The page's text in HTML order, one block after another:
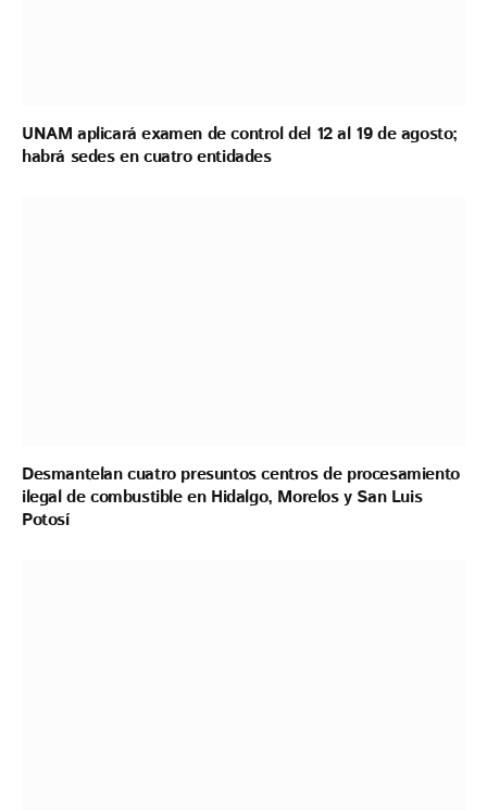
UNAM aplicará examen de control del 12 al 19 de agosto;
habrá sedes en cuatro entidades
Desmantelan cuatro presuntos centros de procesamiento
ilegal de combustible en Hidalgo, Morelos y San Luis
Potosí